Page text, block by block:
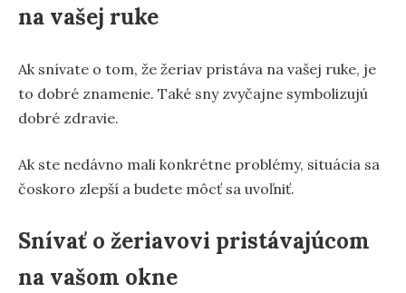
na vašej ruke
Ak snívate o tom, že žeriav pristáva na vašej ruke, je
to dobré znamenie. Také sny zvyčajne symbolizujú
dobré zdravie.
Ak ste nedávno mali konkrétne problémy, situácia sa
čoskoro zlepší a budete môcť sa uvoľniť.
Snívať o žeriavovi pristávajúcom
na vašom okne